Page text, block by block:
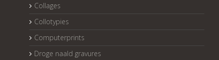
Collages
Collotypies
Computerprints
Droge naald gravures